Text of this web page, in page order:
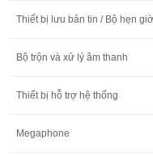
Thiết bị lưu bản tin / Bộ hẹn giờ
Bộ trộn và xử lý âm thanh
Thiết bị hỗ trợ hệ thống
Megaphone